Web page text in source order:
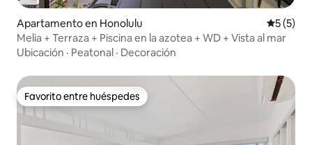
Apartamento en Honolulu
5 (5)
Melia + Terraza + Piscina en la azotea + WD + Vista al mar
Ubicación · Peatonal · Decoración
Favorito entre huéspedes
Favorito entre huéspedes